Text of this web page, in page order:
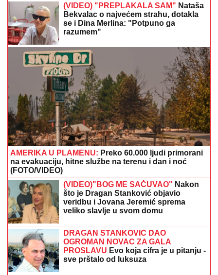
Vrela plavuša u bikiniju ga stegla i ne pušta! Milica
Veličković golišava pored bivšeg košarkaša - Terza
će da pukne od muke
SUVI LUKSUZ I EGZOTIKA!Anđela i
Gastoz pobegli na Maldive, pa se
pohvalili: Kokteli dobrodošlice,
nestvaran bazen i NEOČEKIVAN
SUSRET na ulici (FOTO)
"MA NEK ME UBIJU, UHVATILA ME
NEKA SVEJEDNOĆA"Isplivala
prepiska Zvicerovih prljavih
policajaca: "Čitav me život jure, nek
urade to da počinem" (FOTO)
Baka Leposava oduvala stotku: Nećete verovati šta je
njen recept za dugovečnost
"ASMIN ŠALJE LJUDE, STANIJA ĆE